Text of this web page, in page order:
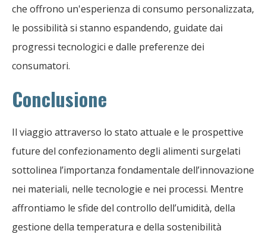
che offrono un'esperienza di consumo personalizzata,
le possibilità si stanno espandendo, guidate dai
progressi tecnologici e dalle preferenze dei
consumatori.
Conclusione
Il viaggio attraverso lo stato attuale e le prospettive
future del confezionamento degli alimenti surgelati
sottolinea l’importanza fondamentale dell’innovazione
nei materiali, nelle tecnologie e nei processi. Mentre
affrontiamo le sfide del controllo dell’umidità, della
gestione della temperatura e della sostenibilità